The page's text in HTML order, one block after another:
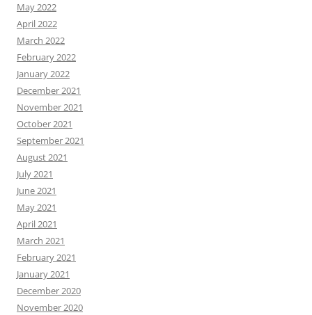
May 2022
April 2022
March 2022
February 2022
January 2022
December 2021
November 2021
October 2021
September 2021
August 2021
July 2021
June 2021
May 2021
April 2021
March 2021
February 2021
January 2021
December 2020
November 2020